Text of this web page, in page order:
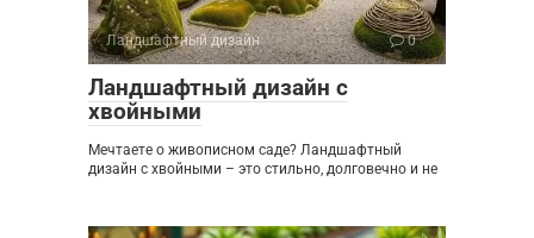
Ландшафтный дизайн 0
Ландшафтный дизайн с
хвойными
Мечтаете о живописном саде? Ландшафтный
дизайн с хвойными – это стильно, долговечно и не